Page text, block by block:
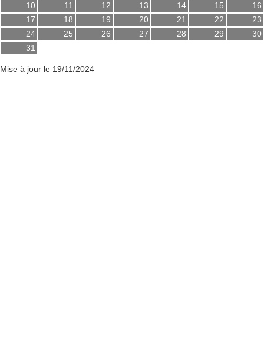
10
11 12 13 14 15
16
17
18 19 20 21 22
23
24
25 26 27 28 29
30
31
Mise à jour le 19/11/2024